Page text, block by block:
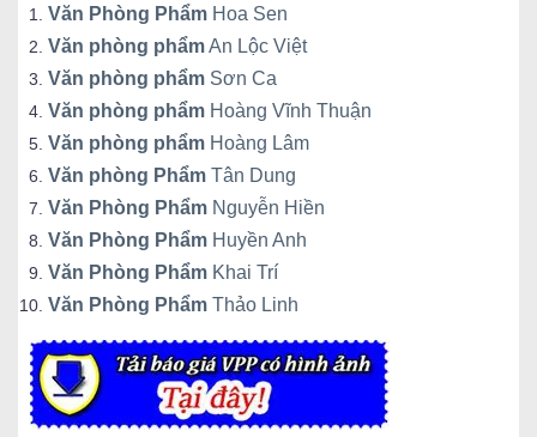
Văn Phòng Phẩm Hoa Sen
Văn phòng phẩmAn Lộc Việt
Văn phòng phẩm Sơn Ca
Văn phòng phẩm Hoàng Vĩnh Thuận
Văn phòng phẩm Hoàng Lâm
Văn phòng Phẩm Tân Dung
Văn Phòng Phẩm Nguyễn Hiền
Văn Phòng Phẩm Huyền Anh
Văn Phòng Phẩm Khai Trí
Văn Phòng Phẩm Thảo Linh